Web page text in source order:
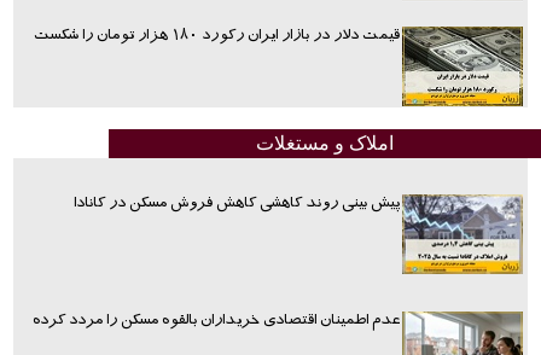
قیمت دلار در بازار ایران رکورد ۱۸۰ هزار تومان را شکست
املاک و مستغلات
پیش بینی روند کاهشی کاهش فروش مسکن در کانادا
عدم اطمینان اقتصادی خریداران بالقوه مسکن را مردد کرده